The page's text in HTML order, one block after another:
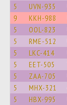
5 UVN-935
9 KKH-988
5 OOL-823
5 RME-512
5 LKC-414
5 EET-505
5 ZAA-705
5 MHX-321
5 HBX-995